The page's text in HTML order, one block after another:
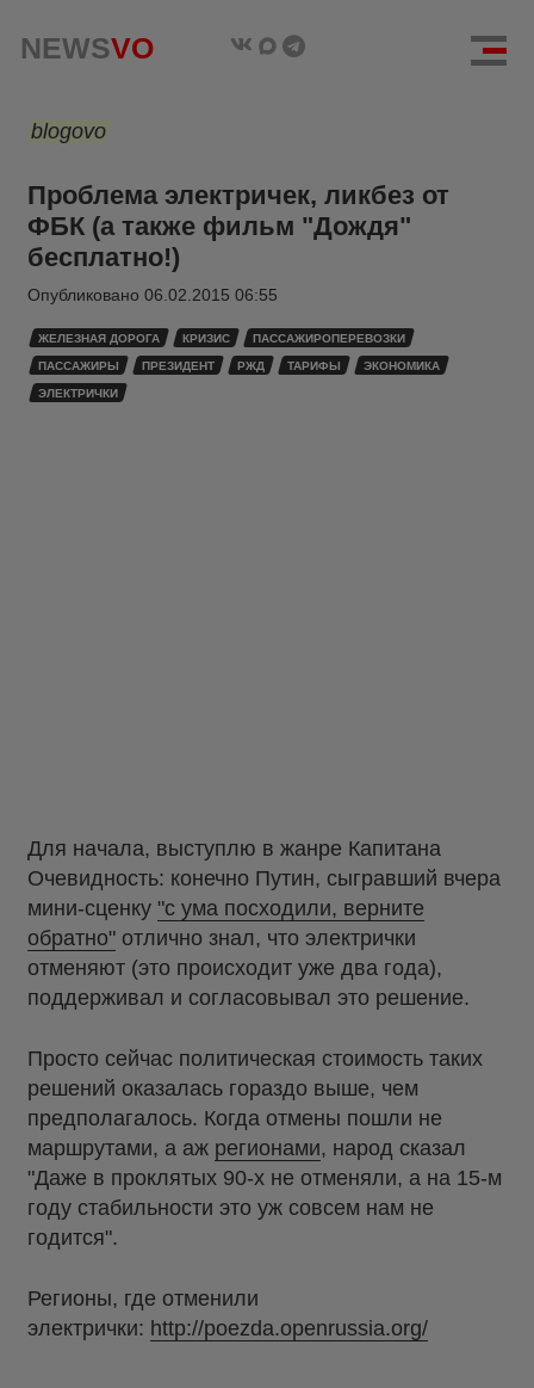
NEWSVO
blogovo
Проблема электричек, ликбез от
ФБК (а также фильм "Дождя"
бесплатно!)
Опубликовано 06.02.2015 06:55
ЖЕЛЕЗНАЯ ДОРОГА КРИЗИС ПАССАЖИРОПЕРЕВОЗКИ
ПАССАЖИРЫ ПРЕЗИДЕНТ РЖД ТАРИФЫ ЭКОНОМИКА
ЭЛЕКТРИЧКИ
Для начала, выступлю в жанре Капитана
Очевидность: конечно Путин, сыгравший вчера
мини-сценку "с ума посходили, верните
обратно" отлично знал, что электрички
отменяют (это происходит уже два года),
поддерживал и согласовывал это решение.
Просто сейчас политическая стоимость таких
решений оказалась гораздо выше, чем
предполагалось. Когда отмены пошли не
маршрутами, а аж регионами, народ сказал
"Даже в проклятых 90-х не отменяли, а на 15-м
году стабильности это уж совсем нам не
годится".
Регионы, где отменили
электрички: http://poezda.openrussia.org/